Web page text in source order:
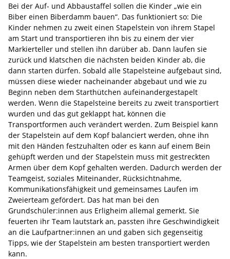
Bei der Auf- und Abbaustaffel sollen die Kinder „wie ein
Biber einen Biberdamm bauen“. Das funktioniert so: Die
Kinder nehmen zu zweit einen Stapelstein von ihrem Stapel
am Start und transportieren ihn bis zu einem der vier
Markierteller und stellen ihn darüber ab. Dann laufen sie
zurück und klatschen die nächsten beiden Kinder ab, die
dann starten dürfen. Sobald alle Stapelsteine aufgebaut sind,
müssen diese wieder nacheinander abgebaut und wie zu
Beginn neben dem Starthütchen aufeinandergestapelt
werden. Wenn die Stapelsteine bereits zu zweit transportiert
wurden und das gut geklappt hat, können die
Transportformen auch verändert werden. Zum Beispiel kann
der Stapelstein auf dem Kopf balanciert werden, ohne ihn
mit den Händen festzuhalten oder es kann auf einem Bein
gehüpft werden und der Stapelstein muss mit gestreckten
Armen über dem Kopf gehalten werden. Dadurch werden der
Teamgeist, soziales Miteinander, Rücksichtnahme,
Kommunikationsfähigkeit und gemeinsames Laufen im
Zweierteam gefördert. Das hat man bei den
Grundschüler:innen aus Erligheim allemal gemerkt. Sie
feuerten ihr Team lautstark an, passten ihre Geschwindigkeit
an die Laufpartner:innen an und gaben sich gegenseitig
Tipps, wie der Stapelstein am besten transportiert werden
kann.